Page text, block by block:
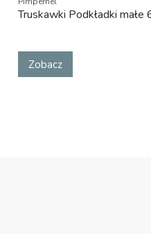
Truskawki Podkładki małe
Zobacz